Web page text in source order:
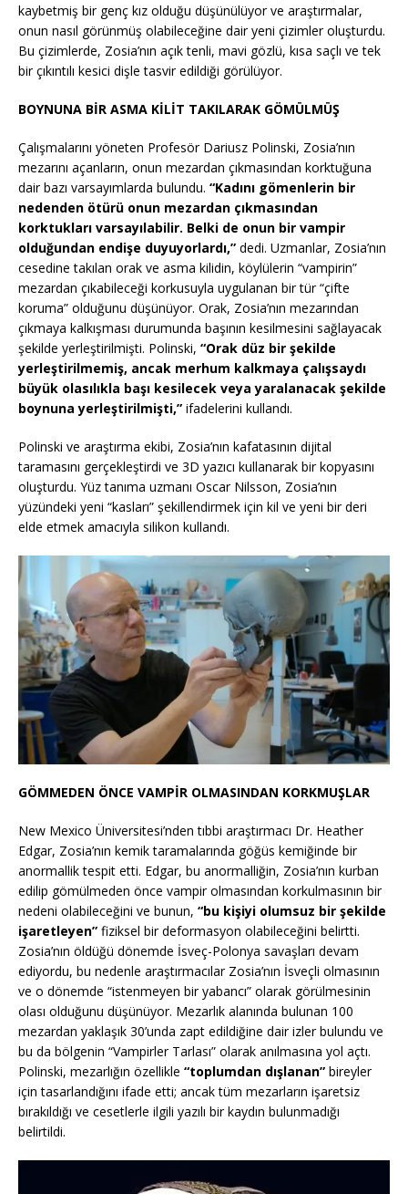
kaybetmiş bir genç kız olduğu düşünülüyor ve araştırmalar,
onun nasıl görünmüş olabileceğine dair yeni çizimler oluşturdu.
Bu çizimlerde, Zosia’nın açık tenli, mavi gözlü, kısa saçlı ve tek
bir çıkıntılı kesici dişle tasvir edildiği görülüyor.
BOYNUNA BİR ASMA KİLİT TAKILARAK GÖMÜLMÜŞ
Çalışmalarını yöneten Profesör Dariusz Polinski, Zosia’nın
mezarını açanların, onun mezardan çıkmasından korktuğuna
dair bazı varsayımlarda bulundu. “Kadını gömenlerin bir
nedenden ötürü onun mezardan çıkmasından
korktukları varsayılabilir. Belki de onun bir vampir
olduğundan endişe duyuyorlardı,” dedi. Uzmanlar, Zosia’nın
cesedine takılan orak ve asma kilidin, köylülerin “vampirin”
mezardan çıkabileceği korkusuyla uygulanan bir tür “çifte
koruma” olduğunu düşünüyor. Orak, Zosia’nın mezarından
çıkmaya kalkışması durumunda başının kesilmesini sağlayacak
şekilde yerleştirilmişti. Polinski, “Orak düz bir şekilde
yerleştirilmemiş, ancak merhum kalkmaya çalışsaydı
büyük olasılıkla başı kesilecek veya yaralanacak şekilde
boynuna yerleştirilmişti,” ifadelerini kullandı.
Polinski ve araştırma ekibi, Zosia’nın kafatasının dijital
taramasını gerçekleştirdi ve 3D yazıcı kullanarak bir kopyasını
oluşturdu. Yüz tanıma uzmanı Oscar Nilsson, Zosia’nın
yüzündeki yeni “kasları” şekillendirmek için kil ve yeni bir deri
elde etmek amacıyla silikon kullandı.
GÖMMEDEN ÖNCE VAMPİR OLMASINDAN KORKMUŞLAR
New Mexico Üniversitesi’nden tıbbi araştırmacı Dr. Heather
Edgar, Zosia’nın kemik taramalarında göğüs kemiğinde bir
anormallik tespit etti. Edgar, bu anormalliğin, Zosia’nın kurban
edilip gömülmeden önce vampir olmasından korkulmasının bir
nedeni olabileceğini ve bunun, “bu kişiyi olumsuz bir şekilde
işaretleyen” fiziksel bir deformasyon olabileceğini belirtti.
Zosia’nın öldüğü dönemde İsveç-Polonya savaşları devam
ediyordu, bu nedenle araştırmacılar Zosia’nın İsveçli olmasının
ve o dönemde “istenmeyen bir yabancı” olarak görülmesinin
olası olduğunu düşünüyor. Mezarlık alanında bulunan 100
mezardan yaklaşık 30’unda zapt edildiğine dair izler bulundu ve
bu da bölgenin “Vampirler Tarlası” olarak anılmasına yol açtı.
Polinski, mezarlığın özellikle “toplumdan dışlanan” bireyler
için tasarlandığını ifade etti; ancak tüm mezarların işaretsiz
bırakıldığı ve cesetlerle ilgili yazılı bir kaydın bulunmadığı
belirtildi.